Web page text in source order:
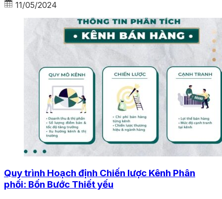
11/05/2024
Quy trình Hoạch định Chiến lược Kênh Phân
phối: Bốn Bước Thiết yếu